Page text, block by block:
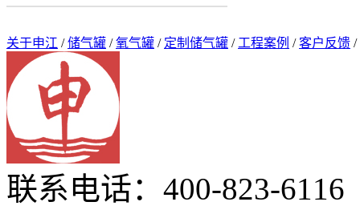
关于申江 /储气罐 /氧气罐 / 定制储气罐 / 工程案例 /客户反馈 /
联系电话：400-823-6116